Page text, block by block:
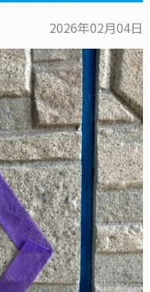
2026年02月04日